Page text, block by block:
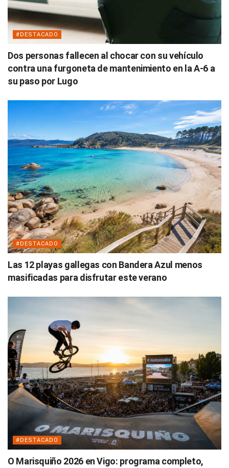
#DESTACADO
Dos personas fallecen al chocar con su vehículo
contra una furgoneta de mantenimiento en la A-6 a
su paso por Lugo
#DESTACADO
Las 12 playas gallegas con Bandera Azul menos
masificadas para disfrutar este verano
#DESTACADO
O Marisquiño 2026 en Vigo: programa completo,